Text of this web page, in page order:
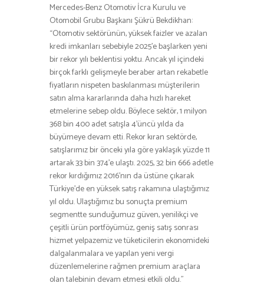
Mercedes-Benz Otomotiv İcra Kurulu ve
Otomobil Grubu Başkanı Şükrü Bekdikhan:
“Otomotiv sektörünün, yüksek faizler ve azalan
kredi imkanları sebebiyle 2025’e başlarken yeni
bir rekor yılı beklentisi yoktu. Ancak yıl içindeki
birçok farklı gelişmeyle beraber artan rekabetle
fiyatların nispeten baskılanması müşterilerin
satın alma kararlarında daha hızlı hareket
etmelerine sebep oldu. Böylece sektör, 1 milyon
368 bin 400 adet satışla 4’üncü yılda da
büyümeye devam etti. Rekor kıran sektörde,
satışlarımız bir önceki yıla göre yaklaşık yüzde 11
artarak 33 bin 374’e ulaştı. 2025, 32 bin 666 adetle
rekor kırdığımız 2016’nın da üstüne çıkarak
Türkiye’de en yüksek satış rakamına ulaştığımız
yıl oldu. Ulaştığımız bu sonuçta premium
segmentte sunduğumuz güven, yenilikçi ve
çeşitli ürün portföyümüz, geniş satış sonrası
hizmet yelpazemiz ve tüketicilerin ekonomideki
dalgalanmalara ve yapılan yeni vergi
düzenlemelerine rağmen premium araçlara
olan talebinin devam etmesi etkili oldu.”